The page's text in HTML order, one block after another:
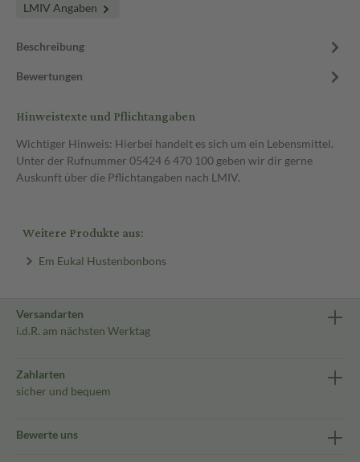
LMIV Angaben
Beschreibung
Bewertungen
Hinweistexte und Pflichtangaben
Wichtiger Hinweis: Hierbei handelt es sich um ein Lebensmittel.
Unter der Rufnummer 05424 6 470 100 geben wir dir gerne
Auskunft über die Pflichtangaben nach LMIV.
Weitere Produkte aus:
Em Eukal Hustenbonbons
Versandarten
i.d.R. am nächsten Werktag
Zahlarten
sicher und bequem
Bewerte uns